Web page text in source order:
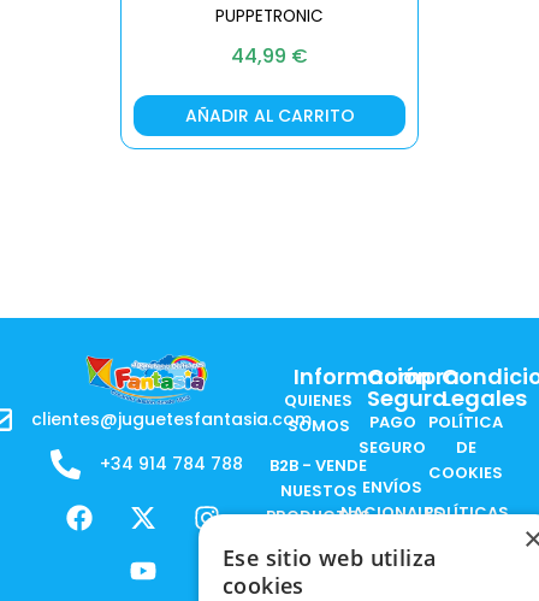
PUPPETRONIC
44,99 €
AÑADIR AL CARRITO
clientes@juguetesfantasia.com
+34 914 784 788
F
a
X
-
t
w
I
n
Y
o
u
t
Información
QUIENES
SOMOS
B2B - VENDE
NUESTOS
PRODUCTOS
RESPONSABILIDAD
SOCIAL
Compra
Segura
PAGO
SEGURO
ENVÍOS
NACIONALES
ENVÍOS
Legales
POLÍTICA
DE
COOKIES
POLÍTICAS
PRIVACIDAD
Ese sitio web utiliza
cookies